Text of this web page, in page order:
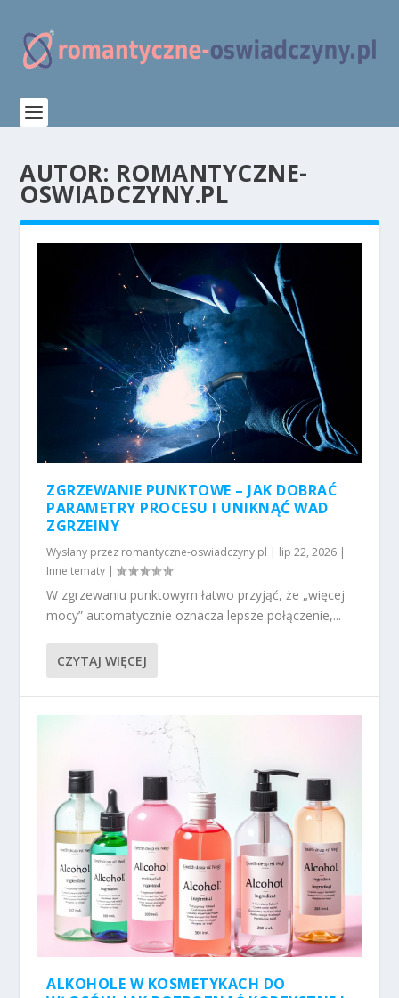
AUTOR: ROMANTYCZNE-
OSWIADCZYNY.PL
ZGRZEWANIE PUNKTOWE – JAK DOBRAĆ
PARAMETRY PROCESU I UNIKNĄĆ WAD
ZGRZEINY
Wysłany przez romantyczne-oswiadczyny.pl | lip 22, 2026 |
Inne tematy |
W zgrzewaniu punktowym łatwo przyjąć, że „więcej
mocy” automatycznie oznacza lepsze połączenie,...
CZYTAJ WIĘCEJ
ALKOHOLE W KOSMETYKACH DO